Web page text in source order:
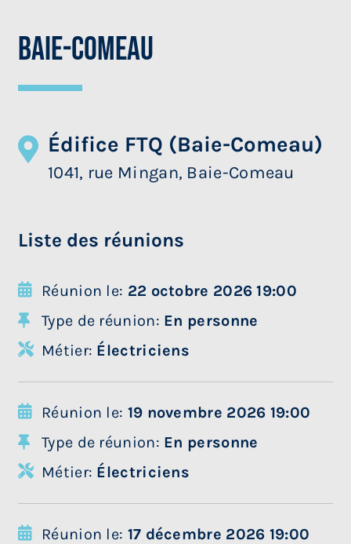
Baie-Comeau
Édifice FTQ (Baie-Comeau)
1041, rue Mingan, Baie-Comeau
Liste des réunions
Réunion le: 22 octobre 2026 19:00
Type de réunion: En personne
Métier: Électriciens
Réunion le: 19 novembre 2026 19:00
Type de réunion: En personne
Métier: Électriciens
Réunion le: 17 décembre 2026 19:00